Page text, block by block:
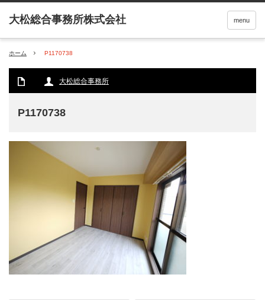
menu
ホーム P1170738
大松総合事務所
P1170738